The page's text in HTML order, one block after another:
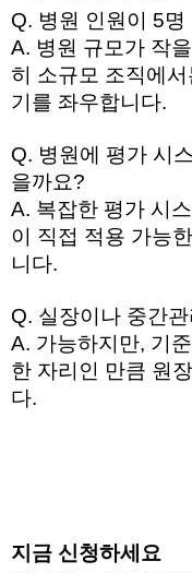
Q. 병원 인원이 5
A. 병원 규모가 작
히 소규모 조직에
기를 좌우합니다.
Q. 병원에 평가 시
을까요?
A. 복잡한 평가 시
이 직접 적용 가능
니다.
Q. 실장이나 중간
A. 가능하지만, 기
한 자리인 만큼 원
다.
지금 신청하세요